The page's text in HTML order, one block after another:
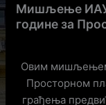
Мишљење
године за
Овим мишљењем
Просторном
грађења